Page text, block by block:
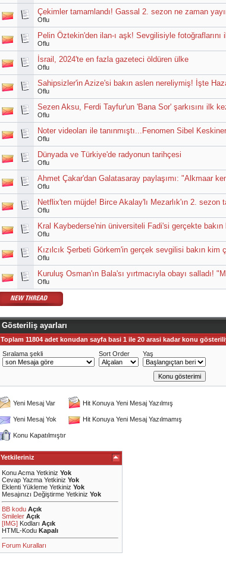
Çekimler tamamlandı! Gassal 2. sezon ne zaman
Oflu
Pelin Öztekin'den ilan-ı aşk! Sevgilisiyle fotoğraflarını
Oflu
İsrail, 2024'te en fazla gazeteci öldüren ülke
Oflu
Sahipsizler'in Azize'si bakın aslen nereliymiş! İşte
Oflu
Sezen Aksu, Ferdi Tayfur'un 'Bana Sor' şarkısını ilk
Oflu
Noter videoları ile tanınmıştı...Fenomen Sibel
Oflu
Dünyada ve Türkiye'de radyonun tarihçesi
Oflu
Ahmet Çakar'dan Galatasaray paylaşımı: "Alkmaar
Oflu
Netflix'ten müjde! Birce Akalay'lı Mezarlık'ın 2. sezon
Oflu
Kral Kaybederse'nin üniversiteli Fadi'si gerçekte bakın
Oflu
Kızılcık Şerbeti Görkem'in gerçek sevgilisi bakın kim
Oflu
Kuruluş Osman'ın Bala'sı yırtmacıyla obayı salladı!
Oflu
Gösteriliş ayarları
Toplam 11804 adet konudan sayfa basi 1 ile 20 arasi kadar konu
Sıralama şekli
Sort Order Yaş
Yeni Mesaj Var Hit Konuya Yeni Mesaj Yazılmış
Yeni Mesaj Yok Hit Konuya Yeni Mesaj Yazılmamış
Konu Kapatılmıştır
Yetkileriniz
Konu Acma Yetkiniz Yok
Cevap Yazma Yetkiniz Yok
Eklenti Yükleme Yetkiniz Yok
Mesajınızı Değiştirme Yetkiniz Yok
BB kodu Açık
Smileler Açık
[IMG] Kodları Açık
HTML-Kodu Kapalı
Forum Kuralları